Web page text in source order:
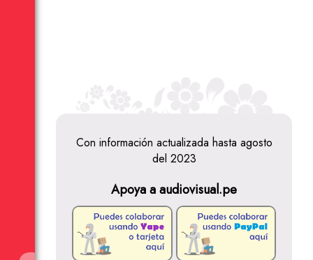
Con información actualizada hasta agosto
del 2023
Apoya a audiovisual.pe